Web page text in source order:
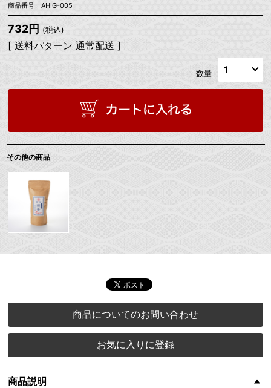
商品番号 AHIG-005
732円 (税込)
[ 送料パターン 通常配送 ]
数量
その他の商品
商品についてのお問い合わせ
お気に入りに登録
商品説明